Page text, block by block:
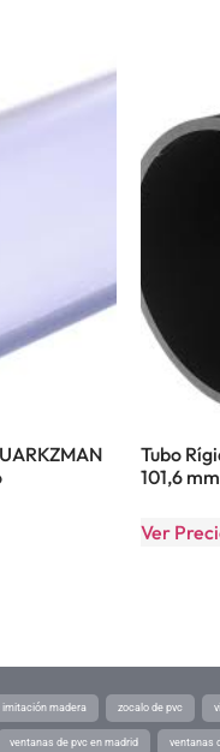
Tubo
101,6
Ver
imitación madera zocalo de pvc
ventanas de pvc en madrid ventanas